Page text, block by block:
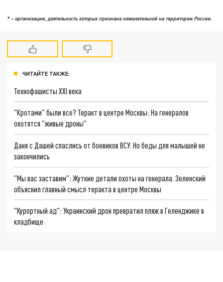
* – организации, деятельность которых признана нежелательной на территории России.
ЧИТАЙТЕ ТАКЖЕ:
Технофашисты XXI века
"Кротами" были все? Теракт в центре Москвы: На генералов
охотятся "живые дроны"
Даня с Дашей спаслись от боевиков ВСУ. Но беды для малышей не
закончились
"Мы вас заставим": Жуткие детали охоты на генерала. Зеленский
объяснил главный смысл теракта в центре Москвы
"Курортный ад": Украинский дрон превратил пляж в Геленджике в
кладбище